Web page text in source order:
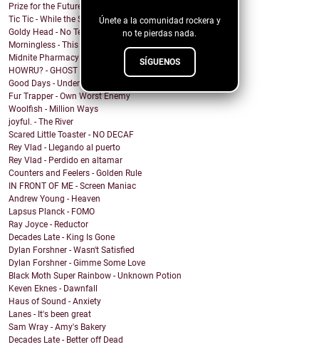
Únete a la comunidad rockera y
no te pierdas nada.
SÍGUENOS
Prize for the Future - Farewell
Tic Tic - While the Shadows Grow
Goldy Head - No Tengo Problema (Contigo)
Morningless - This Party
Midnite Pharmacy - Becoming
HOWRU? - GHOST
Good Days - Undertow
Fur Trapper - Own Worst Enemy
Woolfish - Million Ways
joyful. - The River
Scared Little Toaster - NO DECAF
Rey Vlad - Llegando al puerto
Rey Vlad - Perdido en altamar
Counters and Feelers - Golden Rule
IN FRONT OF ME - Screen Maniac
Andrew Young - Heaven
Lapsus Planck - FOMO
Ray Joyce - Reductor
Decades Late - King Is Gone
Dylan Forshner - Wasn't Satisfied
Dylan Forshner - Gimme Some Love
Black Moth Super Rainbow - Unknown Potion
Keven Eknes - Dawnfall
Haus of Sound - Anxiety
Lanes - It's been great
Sam Wray - Amy's Bakery
Decades Late - Better off Dead